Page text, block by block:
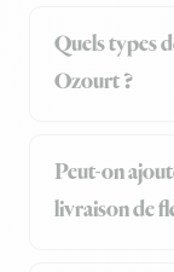
Quels types
Ozourt ?
Peut-on
livraison de